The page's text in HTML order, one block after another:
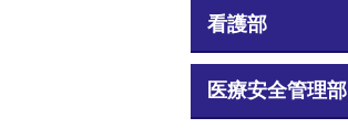
看護部
医療安全管理部